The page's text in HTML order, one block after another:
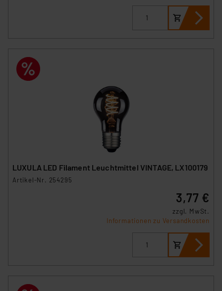
LUXULA LED Filament Leuchtmittel VINTAGE, LX100179
Artikel-Nr. 254295
3,77 €
zzgl. MwSt.
Informationen zu Versandkosten